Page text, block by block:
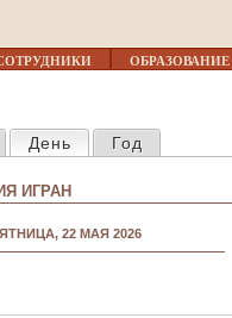
ОБРАЗОВАНИЕ
День (активная вкладка)
Год
ИГРАН
22 МАЯ 2026